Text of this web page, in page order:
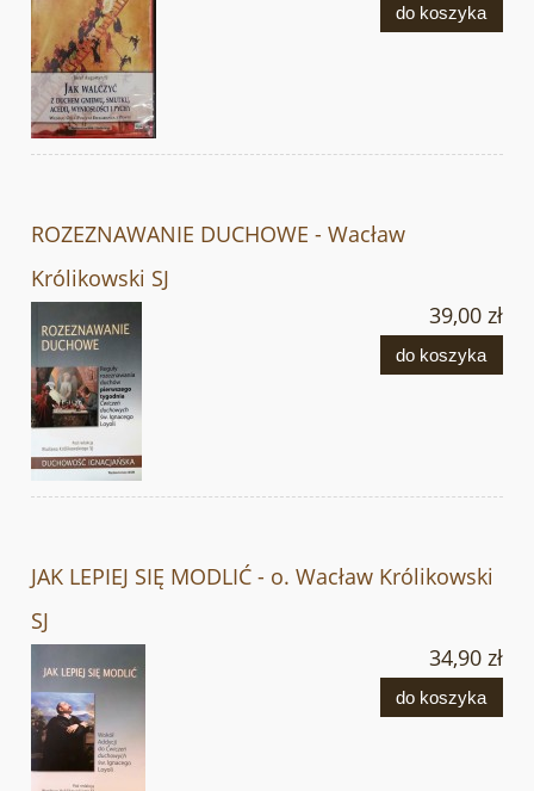
do koszyka
ROZEZNAWANIE DUCHOWE - Wacław
Królikowski SJ
39,00 zł
do koszyka
JAK LEPIEJ SIĘ MODLIĆ - o. Wacław Królikowski
SJ
34,90 zł
do koszyka